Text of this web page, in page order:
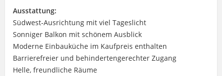
Ausstattung:
Südwest-Ausrichtung mit viel Tageslicht
Sonniger Balkon mit schönem Ausblick
Moderne Einbauküche im Kaufpreis enthalten
Barrierefreier und behindertengerechter Zugang
Helle, freundliche Räume